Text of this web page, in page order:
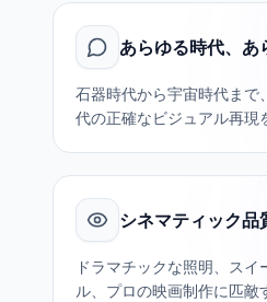
あらゆる時代、あ
石器時代から宇宙時代まで
代の正確なビジュアル再現
シネマティック品
ドラマチックな照明、ス
ル、プロの映画制作に匹敵